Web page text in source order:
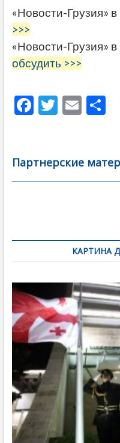
«Новости-Грузия» в
>>>
«Новости-Грузия» в
обсудить >>>
F
b
o
T
er
E
l
О
а
в
Партнерские
по
записямКАРТИНА